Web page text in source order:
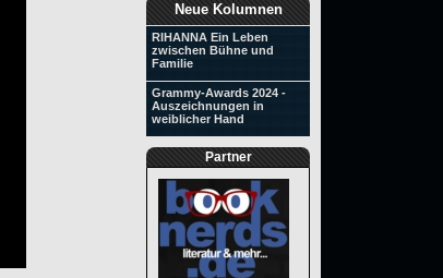
Neue Kolumnen
RIHANNA Ein Leben
zwischen Bühne und
Familie
Grammy-Awards 2024 -
Auszeichnungen in
weiblicher Hand
Partner